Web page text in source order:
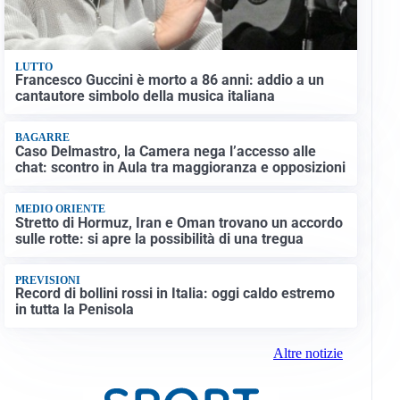
LUTTO
Francesco Guccini è morto a 86 anni: addio a un
cantautore simbolo della musica italiana
BAGARRE
Caso Delmastro, la Camera nega l’accesso alle
chat: scontro in Aula tra maggioranza e opposizioni
MEDIO ORIENTE
Stretto di Hormuz, Iran e Oman trovano un accordo
sulle rotte: si apre la possibilità di una tregua
PREVISIONI
Record di bollini rossi in Italia: oggi caldo estremo
in tutta la Penisola
Altre notizie